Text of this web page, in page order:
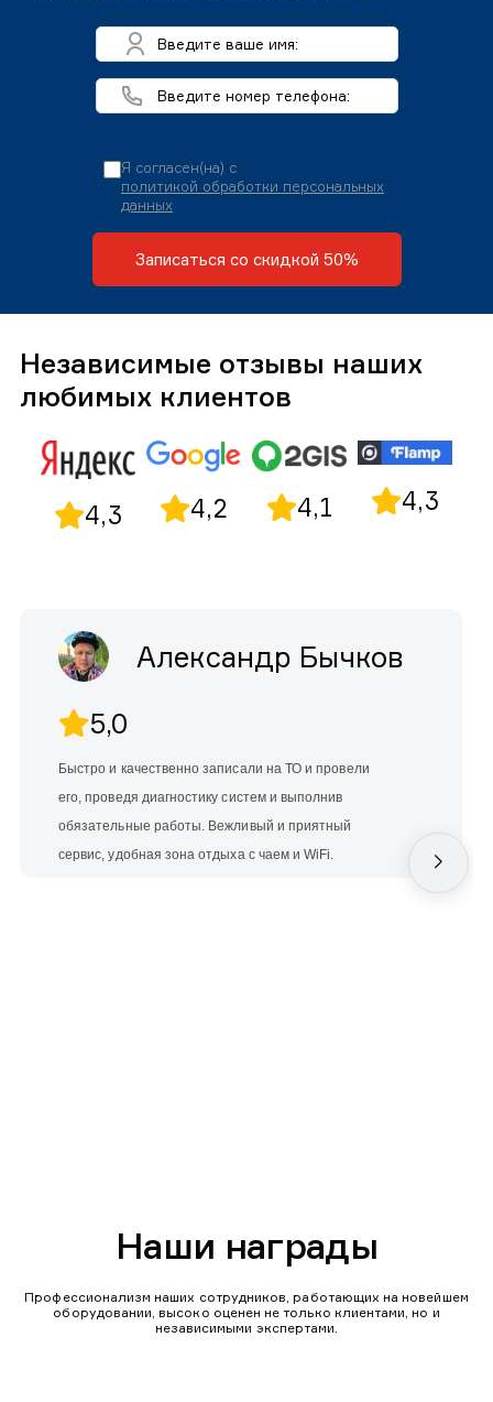
Я согласен(на) с
политикой обработки персональных
данных
Записаться со скидкой 50%
Независимые отзывы наших
любимых клиентов
4,3 4,2 4,1 4,3
Александр Бычков
5,0
Быстро и качественно записали на ТО и провели
его, проведя диагностику систем и выполнив
обязательные работы. Вежливый и приятный
сервис, удобная зона отдыха с чаем и WiFi.
Наши награды
Профессионализм наших сотрудников, работающих на новейшем
оборудовании, высоко оценен не только клиентами, но и
независимыми экспертами.